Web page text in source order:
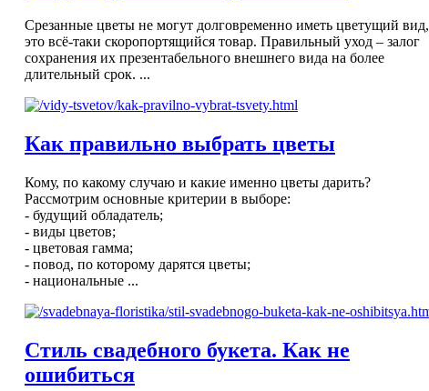
Срезанные цветы не могут долговременно иметь цветущий вид,
это всё-таки скоропортящийся товар. Правильный уход – залог
сохранения их презентабельного внешнего вида на более
длительный срок. ...
Как правильно выбрать цветы
Кому, по какому случаю и какие именно цветы дарить?
Рассмотрим основные критерии в выборе:
- будущий обладатель;
- виды цветов;
- цветовая гамма;
- повод, по которому дарятся цветы;
- национальные ...
Стиль свадебного букета. Как не
ошибиться